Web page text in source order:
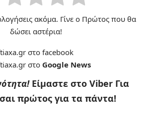
ακόμα. Γίνε ο Πρώτος που θα
δώσει αστέρια!
στο facebook
στο Google News
Είμαστε στο Viber Για
πρώτος για τα πάντα!